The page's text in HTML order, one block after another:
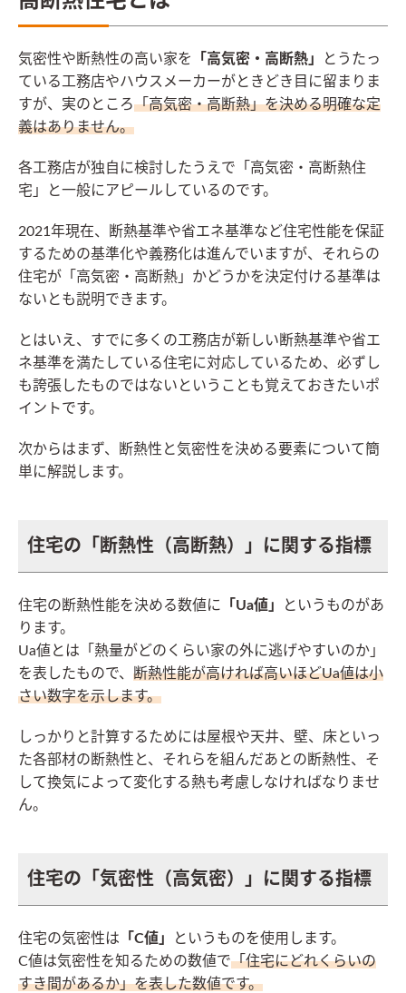
気密性や断熱性の高い家を 「高気密・高断熱」
とうたっ
ている工務店やハウスメーカーがときどき目に留まりま
すが、実のところ「高気密・高断熱」を決める明確な定
義はありません。
各工務店が独自に検討したうえで「高気密・高断熱住
宅」と一般にアピールしているのです。
2021年現在、断熱基準や省エネ基準など住宅性能を保証
するための基準化や義務化は進んでいますが、それらの
住宅が「高気密・高断熱」かどうかを決定付ける基準は
ないとも説明できます。
とはいえ、すでに多くの工務店が新しい断熱基準や省エ
ネ基準を満たしている住宅に対応しているため、必ずし
も誇張したものではないということも覚えておきたいポ
イントです。
次からはまず、断熱性と気密性を決める要素について簡
単に解説します。
住宅の「断熱性（高断熱）」に関する指標
住宅の断熱性能を決める数値に 「Ua値」
というものがあ
ります。
Ua値とは「熱量がどのくらい家の外に逃げやすいのか」
を表したもので、 断熱性能が高ければ高いほどUa値は小
さい数字を示します。
しっかりと計算するためには屋根や天井、壁、床といっ
た各部材の断熱性と、それらを組んだあとの断熱性、そ
して換気によって変化する熱も考慮しなければなりませ
ん。
住宅の「気密性（高気密）」に関する指標
住宅の気密性は 「C値」
というものを使用します。
C値は気密性を知るための数値で「住宅にどれくらいの
すき間があるか」を表した数値です。